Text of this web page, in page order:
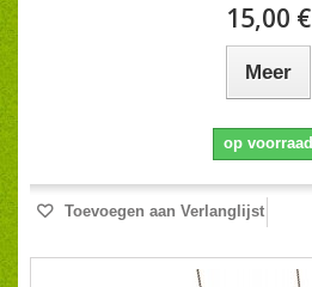
15,00 €
Meer
op voorraad
Toevoegen aan Verlanglijst